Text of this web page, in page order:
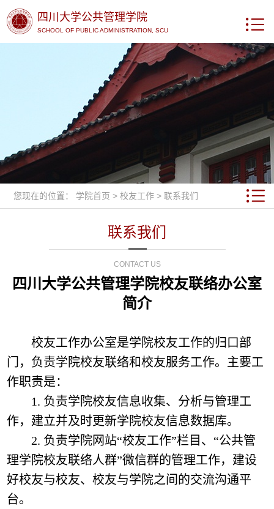
四川大学公共管理学院
SCHOOL OF PUBLIC ADMINISTRATION, SCU
您现在的位置： 学院首页 >校友工作 >联系我们
联系我们
CONTACT US
四川大学公共管理学院校友联络办公室
简介
校友工作办公室是学院校友工作的归口部
门，负责学院校友联络和校友服务工作。主要工
作职责是：
1. 负责学院校友信息收集、分析与管理工
作，建立并及时更新学院校友信息数据库。
2. 负责学院网站“校友工作”栏目、“公共管
理学院校友联络人群”微信群的管理工作，建设
好校友与校友、校友与学院之间的交流沟通平
台。